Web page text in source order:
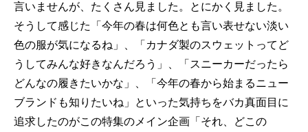
言いませんが、たくさん見ました。とにかく見ました。
そうして感じた「今年の春は何色とも言い表せない淡い
色の服が気になるね」、「カナダ製のスウェットってど
うしてみんな好きなんだろう」、「スニーカーだったら
どんなの履きたいかな」、「今年の春から始まるニュー
ブランドも知りたいね」といった気持ちをバカ真面目に
追求したのがこの特集のメイン企画「それ、どこの